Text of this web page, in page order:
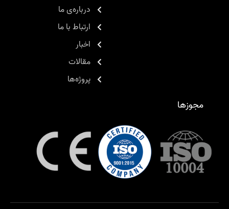
درباره‌ی ما
ارتباط با ما
اخبار
مقالات
پروژه‌ها
مجوزها